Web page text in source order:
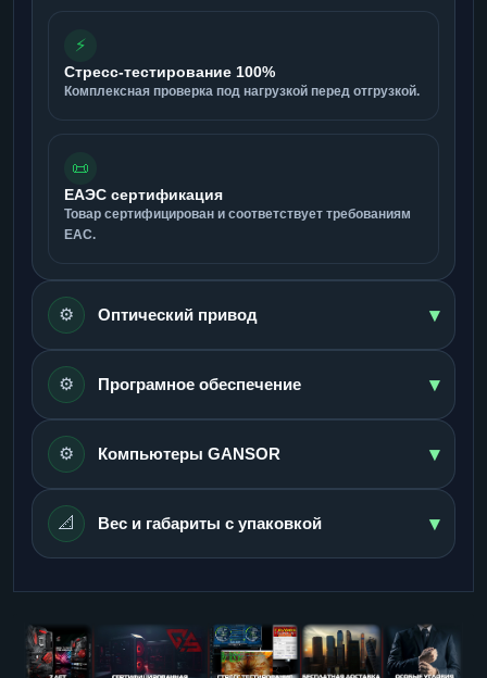
⚡
Стресс-тестирование 100%
Комплексная проверка под нагрузкой перед отгрузкой.
📜
ЕАЭС сертификация
Товар сертифицирован и соответствует требованиям
ЕАС.
⚙️ Оптический привод ▾
⚙️ Програмное обеспечение ▾
⚙️ Компьютеры GANSOR ▾
📐 Вес и габариты с упаковкой ▾